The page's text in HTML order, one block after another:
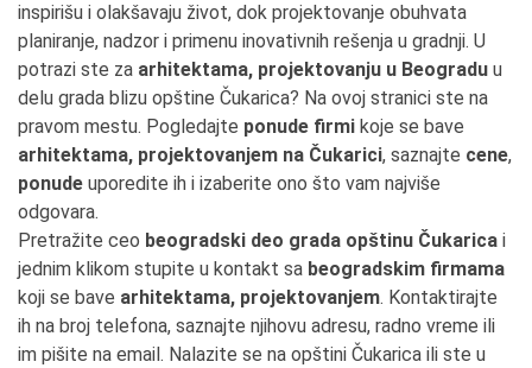
inspirišu i olakšavaju život, dok projektovanje obuhvata
planiranje, nadzor i primenu inovativnih rešenja u gradnji. U
potrazi ste za arhitektama, projektovanju u Beogradu u
delu grada blizu opštine Čukarica? Na ovoj stranici ste na
pravom mestu. Pogledajte ponude firmi koje se bave
arhitektama, projektovanjem na Čukarici, saznajte cene,
ponude uporedite ih i izaberite ono što vam najviše
odgovara.
Pretražite ceo beogradski deo grada opštinu Čukarica i
jednim klikom stupite u kontakt sa beogradskim firmama
koji se bave arhitektama, projektovanjem. Kontaktirajte
ih na broj telefona, saznajte njihovu adresu, radno vreme ili
im pišite na email. Nalazite se na opštini Čukarica ili ste u